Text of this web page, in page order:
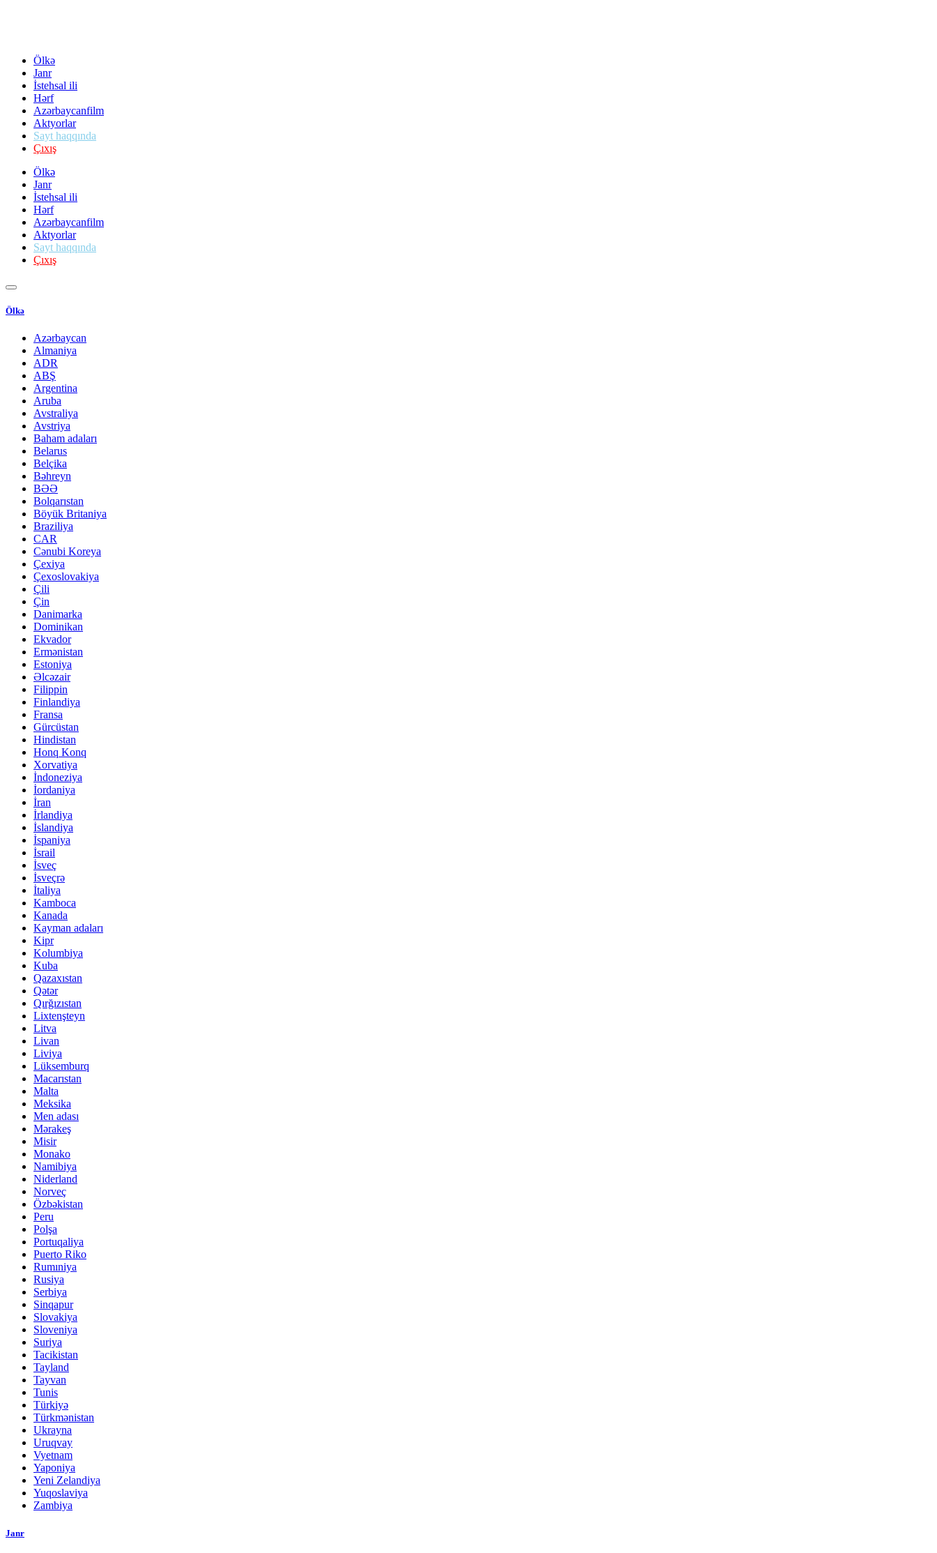
Ölkə
Janr
İstehsal ili
Hərf
Azərbaycanfilm
Aktyorlar
Sayt haqqında
Çıxış
Ölkə
Janr
İstehsal ili
Hərf
Azərbaycanfilm
Aktyorlar
Sayt haqqında
Çıxış
Ölkə
Azərbaycan
Almaniya
ADR
ABŞ
Argentina
Aruba
Avstraliya
Avstriya
Baham adaları
Belarus
Belçika
Bəhreyn
BƏƏ
Bolqarıstan
Böyük Britaniya
Braziliya
CAR
Cənubi Koreya
Çexiya
Çexoslovakiya
Çili
Çin
Danimarka
Dominikan
Ekvador
Ermənistan
Estoniya
Əlcəzair
Filippin
Finlandiya
Fransa
Gürcüstan
Hindistan
Honq Konq
Xorvatiya
İndoneziya
İordaniya
İran
İrlandiya
İslandiya
İspaniya
İsrail
İsveç
İsveçrə
İtaliya
Kamboca
Kanada
Kayman adaları
Kipr
Kolumbiya
Kuba
Qazaxıstan
Qətər
Qırğızıstan
Lixtenşteyn
Litva
Livan
Liviya
Lüksemburq
Macarıstan
Malta
Meksika
Men adası
Mərakeş
Misir
Monako
Namibiya
Niderland
Norveç
Özbəkistan
Peru
Polşa
Portuqaliya
Puerto Riko
Rumıniya
Rusiya
Serbiya
Sinqapur
Slovakiya
Sloveniya
Suriya
Tacikistan
Tayland
Tayvan
Tunis
Türkiyə
Türkmənistan
Ukrayna
Uruqvay
Vyetnam
Yaponiya
Yeni Zelandiya
Yuqoslaviya
Zambiya
Janr